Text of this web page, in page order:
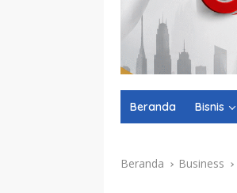
Beranda Bisnis
Beranda Business